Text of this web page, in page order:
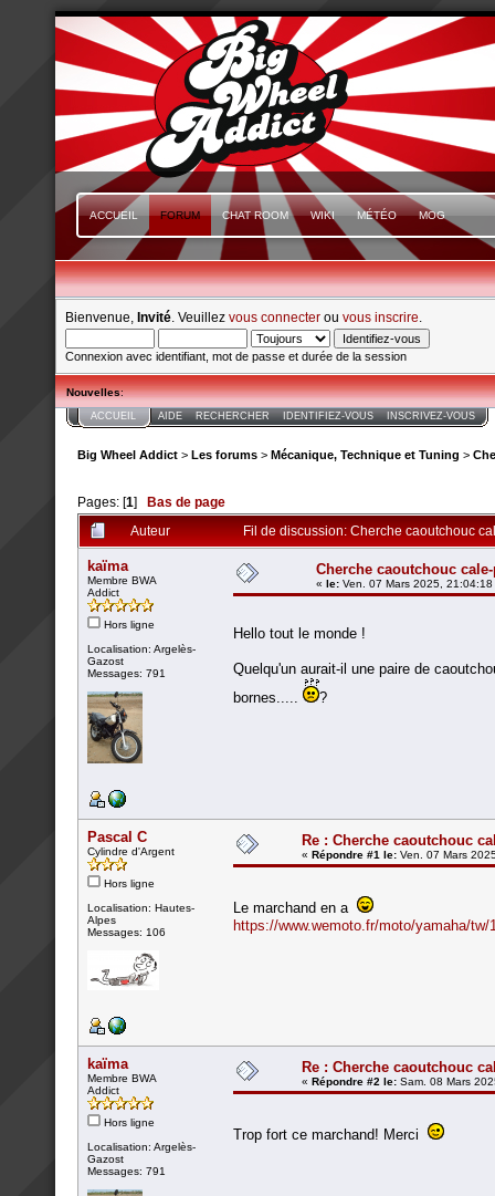
ACCUEIL FORUM CHAT ROOM WIKI MÉTÉO MOG
Bienvenue, Invité . Veuillez vous connecter ou vous inscrire
Connexion avec identifiant, mot de passe et durée de la session
Nouvelles:
ACCUEIL AIDE RECHERCHER IDENTIFIEZ-VOUS INSCRIVEZ-VOUS
Big Wheel Addict > Les forums > Mécanique, Technique et Tuning >
Pages: [1] Bas de page
Auteur
Fil de discussion: Cherche caoutchouc
kaïma
Membre BWA
Addict
Hors ligne
Localisation: Argelès-
Gazost
Messages: 791
Cherche caoutchouc
« le: Ven. 07 Mars 2025, 21:04:18
Hello tout le monde !
Quelqu'un aurait-il une paire de
bornes.....
?
Pascal C
Cylindre d'Argent
Hors ligne
Localisation: Hautes-
Alpes
Messages: 106
Re : Cherche caoutchouc
« Répondre #1 le: Ven. 07 Mars
Le marchand en a
https://www.wemoto.fr/moto/yamaha/tw/
kaïma
Membre BWA
Addict
Hors ligne
Localisation: Argelès-
Gazost
Messages: 791
Re : Cherche caoutchouc
« Répondre #2 le: Sam. 08 Mars
Trop fort ce marchand! Merci